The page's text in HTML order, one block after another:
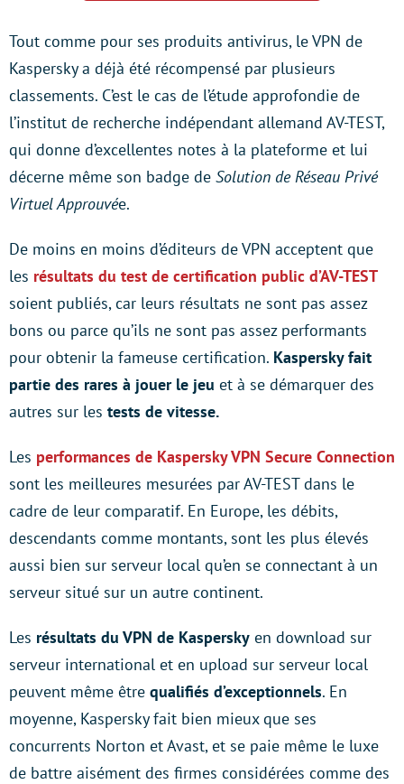
Tout comme pour ses produits antivirus, le VPN de
Kaspersky a déjà été récompensé par plusieurs
classements. C’est le cas de l’étude approfondie de
l’institut de recherche indépendant allemand AV-TEST,
qui donne d’excellentes notes à la plateforme et lui
décerne même son badge de Solution de Réseau Privé
Virtuel Approuvée.
De moins en moins d’éditeurs de VPN acceptent que
les résultats du test de certification public d’AV-TEST
soient publiés, car leurs résultats ne sont pas assez
bons ou parce qu’ils ne sont pas assez performants
pour obtenir la fameuse certification. Kaspersky fait
partie des rares à jouer le jeu et à se démarquer des
autres sur les tests de vitesse.
Les performances de Kaspersky VPN Secure Connection
sont les meilleures mesurées par AV-TEST dans le
cadre de leur comparatif. En Europe, les débits,
descendants comme montants, sont les plus élevés
aussi bien sur serveur local qu’en se connectant à un
serveur situé sur un autre continent.
Les résultats du VPN de Kaspersky en download sur
serveur international et en upload sur serveur local
peuvent même être qualifiés d’exceptionnels. En
moyenne, Kaspersky fait bien mieux que ses
concurrents Norton et Avast, et se paie même le luxe
de battre aisément des firmes considérées comme des